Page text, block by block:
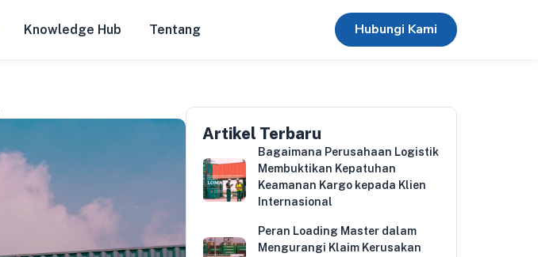
Knowledge Hub Tentang Hubungi Kami
Artikel Terbaru
Bagaimana Perusahaan Logistik
Membuktikan Kepatuhan
Keamanan Kargo kepada Klien
Internasional
Peran Loading Master dalam
Mengurangi Klaim Kerusakan